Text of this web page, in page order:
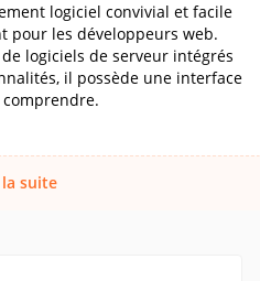
logiciel convivial et facile
pour les développeurs web.
logiciels de serveur intégrés
il possède une interface
suite